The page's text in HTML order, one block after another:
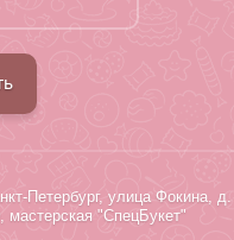
Петербург, улица Фокина, д.
"СпецБукет"